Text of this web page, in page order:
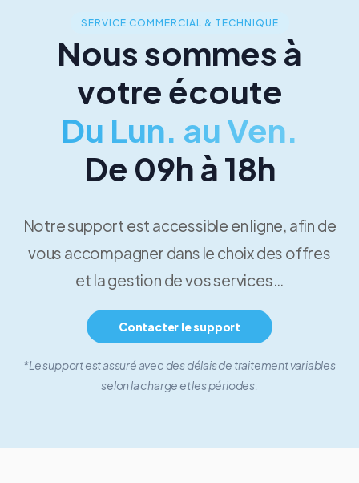
SERVICE COMMERCIAL & TECHNIQUE
Nous sommes à
votre écoute
Du Lun. au Ven.
De 09h à 18h
Notre support est accessible en ligne, afin de
vous accompagner dans le choix des offres
et la gestion de vos services…
Contacter le support
*Le support est assuré avec des délais de traitement variables
selon la charge et les périodes.